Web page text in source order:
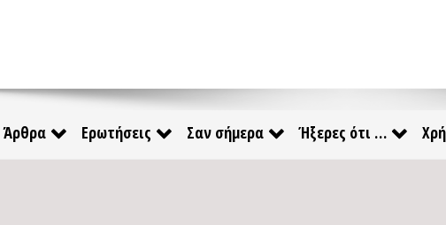
Άρθρα Ερωτήσεις Σαν σήμερα Ήξερες ότι …